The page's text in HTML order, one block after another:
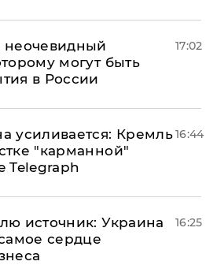
неочевидный
могут быть
в России
17:02
усиливается: Кремль
"карманной"
Telegraph
16:44
источник: Украина
сердце
16:25